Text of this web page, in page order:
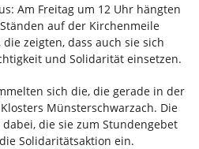
Am Freitag um 12 Uhr hängten
auf der Kirchenmeile
zeigten, dass auch sie sich
und Solidarität einsetzen.
sich die, die gerade in der
Münsterschwarzach. Die
die sie zum Stundengebet
Solidaritätsaktion ein.